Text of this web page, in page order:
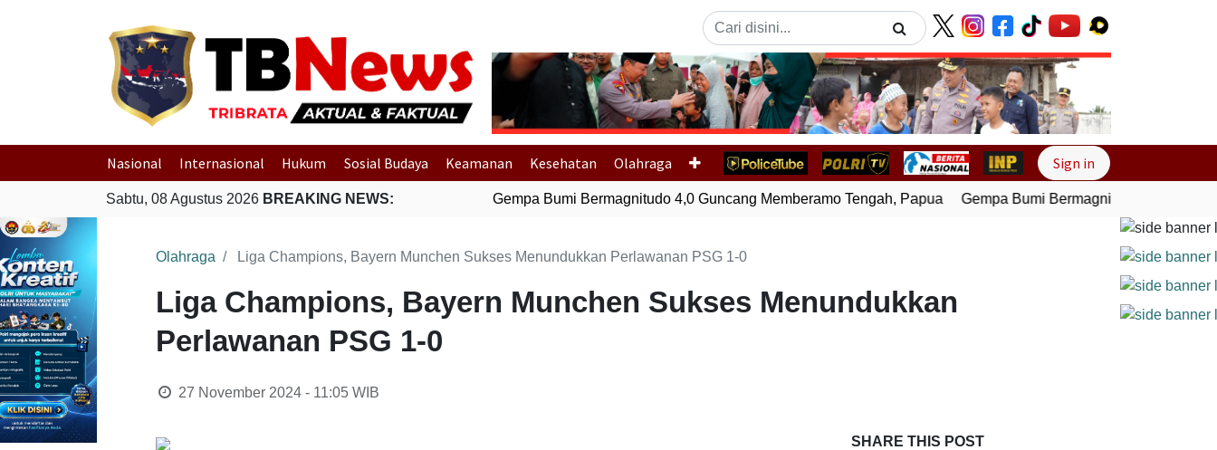
Previous Next
Nasional Internasional Hukum Sosial Budaya Keamanan Kesehatan Olahraga Sign in
Sabtu, 08 Agustus 2026 BREAKING NEWS: Gempa Bumi Bermagnitudo 4,0 Guncang Memberamo Tengah, Papua Gempa Bumi Bermagnitudo 4,0
Olahraga Liga Champions, Bayern Munchen Sukses Menundukkan Perlawanan PSG 1-0
Liga Champions, Bayern Munchen Sukses Menundukkan
Perlawanan PSG 1-0
27 November 2024 - 11:05WIB
SHARE THIS POST